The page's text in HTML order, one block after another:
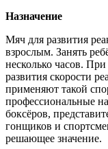
Назначение
Мяч для развития
взрослым. Занять
несколько часов.
развития скорости
применяют такой
профессиональные
боксёров,
гонщиков и
решающее значение.